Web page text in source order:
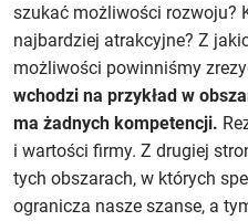
szukać możliwości rozwoju?
najbardziej atrakcyjne? Z
możliwości powinniśmy
wchodzi na przykład w
ma żadnych kompetencji.
i wartości firmy. Z drugiej
tych obszarach, w których
ogranicza nasze szanse, a